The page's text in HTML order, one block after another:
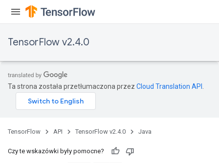
TensorFlow v2.4.0
Ta strona została przetłumaczona przez Cloud Translation API
TensorFlow API TensorFlow v2.4.0 Java
Czy te wskazówki były pomocne?